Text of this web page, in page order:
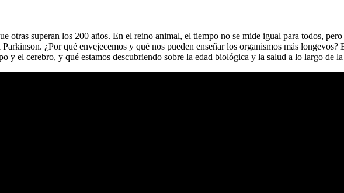
otras superan los 200 años. En el reino animal, el tiempo no se mide igual para todos,
¿Por qué envejecemos y qué nos pueden enseñar los organismos más
y el cerebro, y qué estamos descubriendo sobre la edad biológica y la salud a lo largo de